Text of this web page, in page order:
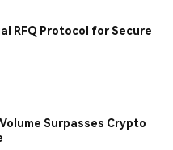
RFQ Protocol for Secure
Surpasses Crypto